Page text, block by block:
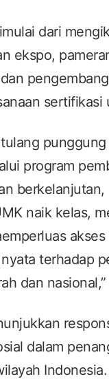
dari
ekspo,
sertifikasi
tulang
program
berkelanjutan,
naik kelas,
akses
terhadap
dan
dalam
Indonesia.